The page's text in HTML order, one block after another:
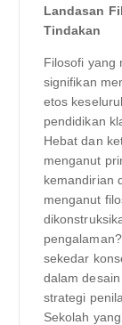
Landasan
Tindakan
Filosofi yang
signifikan
etos
pendidikan
Hebat dan
menganut
kemandirian
menganut
sekedar
dalam
strategi
Sekolah